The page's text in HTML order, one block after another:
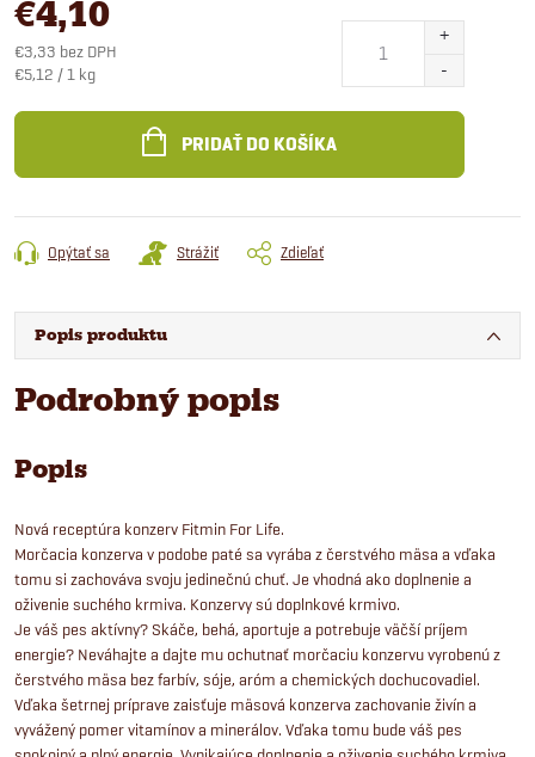
€4,10
€3,33 bez DPH
Jednotková
€5,12 / 1 kg
PRIDAŤ DO KOŠÍKA
Opýtať sa Strážiť Zdieľať
Popis produktu
Podrobný popis
Popis
Nová receptúra konzerv Fitmin For Life.
Morčacia konzerva v podobe paté sa vyrába z čerstvého mäsa a vďaka
tomu si zachováva svoju jedinečnú chuť. Je vhodná ako doplnenie a
oživenie suchého krmiva. Konzervy sú doplnkové krmivo.
Je váš pes aktívny? Skáče, behá, aportuje a potrebuje väčší príjem
energie? Neváhajte a dajte mu ochutnať morčaciu konzervu vyrobenú z
čerstvého mäsa bez farbív, sóje, aróm a chemických dochucovadiel.
Vďaka šetrnej príprave zaisťuje mäsová konzerva zachovanie živín a
vyvážený pomer vitamínov a minerálov. Vďaka tomu bude váš pes